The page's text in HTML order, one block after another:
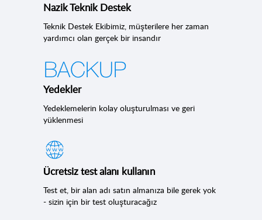
Nazik Teknik Destek
Teknik Destek Ekibimiz, müşterilere her zaman
yardımcı olan gerçek bir insandır
Yedekler
Yedeklemelerin kolay oluşturulması ve geri
yüklenmesi
Ücretsiz test alanı kullanın
Test et, bir alan adı satın almanıza bile gerek yok
- sizin için bir test oluşturacağız